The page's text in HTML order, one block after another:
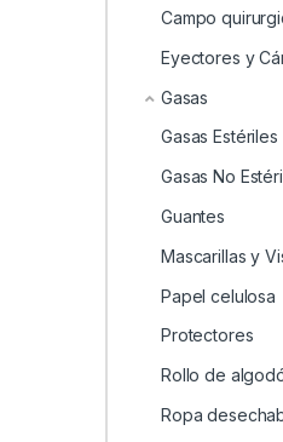
Campo
Eyectores y
Gasas
Gasas Estériles
Gasas No
Guantes
Mascarillas y
Papel celulosa
Protectores
Rollo de
Ropa